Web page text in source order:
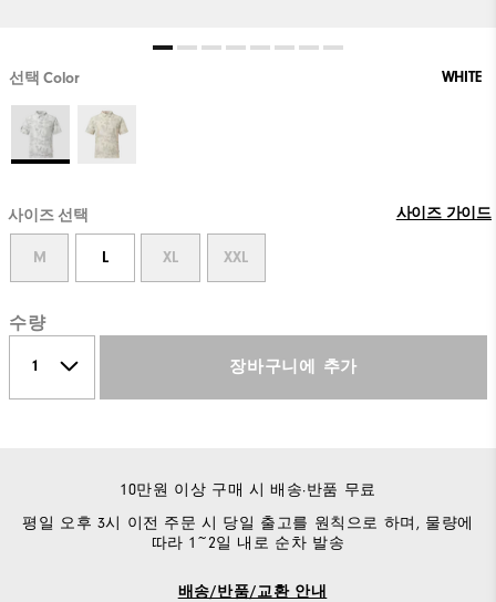
선택 Color WHITE
사이즈 선택 사이즈 가이드
M L XL XXL
수량
장바구니에 추가
10만원 이상 구매 시 배송·반품 무료
평일 오후 3시 이전 주문 시 당일 출고를 원칙으로 하며, 물량에
따라 1~2일 내로 순차 발송
배송/반품/교환 안내